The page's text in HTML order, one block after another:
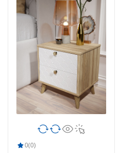
0(0)